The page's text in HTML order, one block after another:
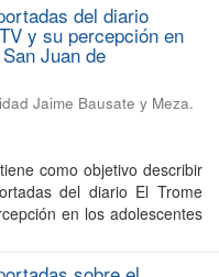
del diario
y su percepción en
Juan de
Jaime Bausate y Meza.
como objetivo describir
del diario El Trome
en los adolescentes